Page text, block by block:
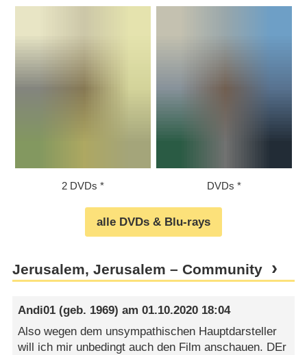
2 DVDs DVDs
alle DVDs & Blu-rays
Jerusalem, Jerusalem – Community
Andi01 (geb. 1969) am01.10.2020 18:04
Also wegen dem unsympathischen Hauptdarsteller
will ich mir unbedingt auch den Film anschauen. DEr